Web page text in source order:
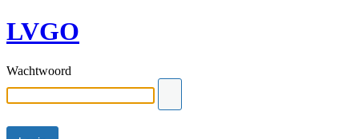
LVGO
Wachtwoord